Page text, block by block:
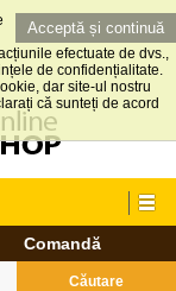
Acceptă și continuă
efectuate de dvs.,
de confidențialitate.
dar site-ul nostru
că sunteți de acord
Comandă
Căutare